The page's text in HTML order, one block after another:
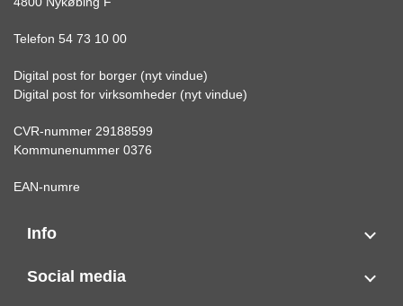
Telefon 54 73 10 00
Digital post for borger (nyt vindue)
Digital post for virksomheder (nyt vindue)
CVR-nummer 29188599
Kommunenummer 0376
EAN-numre
Info
Social media